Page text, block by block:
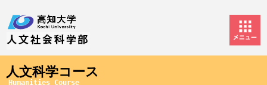
人文科学コース
Humanities Course